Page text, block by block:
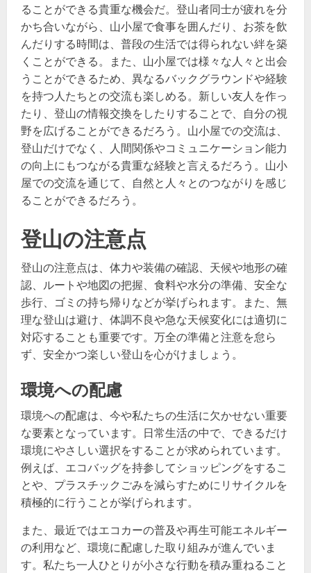
ることができる貴重な機会だ。登山者同士が疲れを分
かち合いながら、山小屋で食事を囲んだり、お茶を飲
んだりする時間は、普段の生活では得られない絆を築
くことができる。また、山小屋では様々な人々と出会
うことができるため、異なるバックグラウンドや経験
を持つ人たちとの交流も楽しめる。新しい友人を作っ
たり、登山の情報交換をしたりすることで、自分の視
野を広げることができるだろう。山小屋での交流は、
登山だけでなく、人間関係やコミュニケーション能力
の向上にもつながる貴重な経験と言えるだろう。山小
屋での交流を通じて、自然と人々とのつながりを感じ
ることができるだろう。
登山の注意点
登山の注意点は、体力や装備の確認、天候や地形の確
認、ルートや地図の把握、食料や水分の準備、安全な
歩行、ゴミの持ち帰りなどが挙げられます。また、無
理な登山は避け、体調不良や急な天候変化には適切に
対応することも重要です。万全の準備と注意を怠ら
ず、安全かつ楽しい登山を心がけましょう。
環境への配慮
環境への配慮は、今や私たちの生活に欠かせない重要
な要素となっています。日常生活の中で、できるだけ
環境にやさしい選択をすることが求められています。
例えば、エコバッグを持参してショッピングをするこ
とや、プラスチックごみを減らすためにリサイクルを
積極的に行うことが挙げられます。
また、最近ではエコカーの普及や再生可能エネルギー
の利用など、環境に配慮した取り組みが進んでいま
す。私たち一人ひとりが小さな行動を積み重ねること